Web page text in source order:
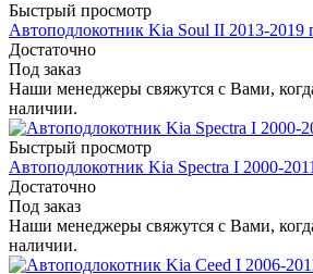
Быстрый просмотр
Автоподлокотник Kia Soul II 2013-2019
Достаточно
Под заказ
Наши менеджеры свяжутся с Вами,
наличии.
Быстрый просмотр
Автоподлокотник Kia Spectra I 2000-
Достаточно
Под заказ
Наши менеджеры свяжутся с Вами,
наличии.